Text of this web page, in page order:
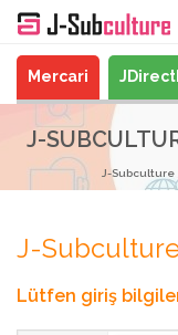
Mercari
J-
J-Subculture
J-Subculture
Lütfen giriş